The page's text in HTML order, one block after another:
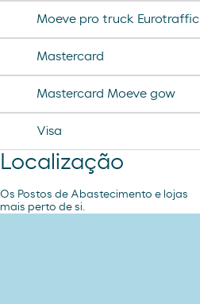
helado calippo
Moeve pro truck Eurotraffic
Mastercard
Mastercard Moeve gow
Visa
Localização
Os Postos de Abastecimento e lojas
mais perto de si.